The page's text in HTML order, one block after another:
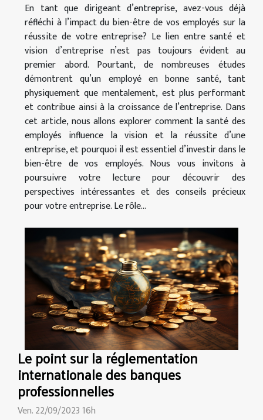
En tant que dirigeant d’entreprise, avez-vous déjà
réfléchi à l’impact du bien-être de vos employés sur la
réussite de votre entreprise? Le lien entre santé et
vision d’entreprise n’est pas toujours évident au
premier abord. Pourtant, de nombreuses études
démontrent qu’un employé en bonne santé, tant
physiquement que mentalement, est plus performant
et contribue ainsi à la croissance de l’entreprise. Dans
cet article, nous allons explorer comment la santé des
employés influence la vision et la réussite d’une
entreprise, et pourquoi il est essentiel d’investir dans le
bien-être de vos employés. Nous vous invitons à
poursuivre votre lecture pour découvrir des
perspectives intéressantes et des conseils précieux
pour votre entreprise. Le rôle...
Le point sur la réglementation
internationale des banques
professionnelles
Ven. 22/09/2023 16h